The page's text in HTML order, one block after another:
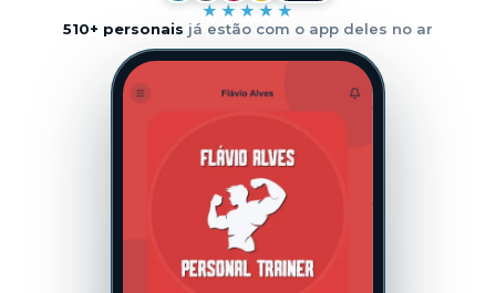
★★★★★
510+ personais já estão com o app deles no ar